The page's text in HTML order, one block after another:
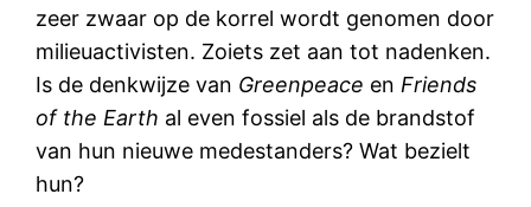
zeer zwaar op de korrel wordt genomen door
milieuactivisten. Zoiets zet aan tot nadenken.
Is de denkwijze van Greenpeace en Friends
of the Earth al even fossiel als de brandstof
van hun nieuwe medestanders? Wat bezielt
hun?